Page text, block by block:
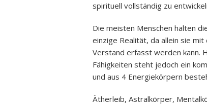
spirituell vollständig zu
Die meisten Menschen halten
einzige Realität, da allein sie
Verstand erfasst werden kann.
Fähigkeiten steht jedoch ein
und aus 4 Energiekörpern
Ätherleib, Astralkörper,